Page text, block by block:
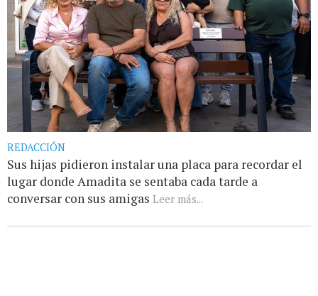
REDACCIÓN
Sus hijas pidieron instalar una placa para recordar el
lugar donde Amadita se sentaba cada tarde a
conversar con sus amigas Leer más...